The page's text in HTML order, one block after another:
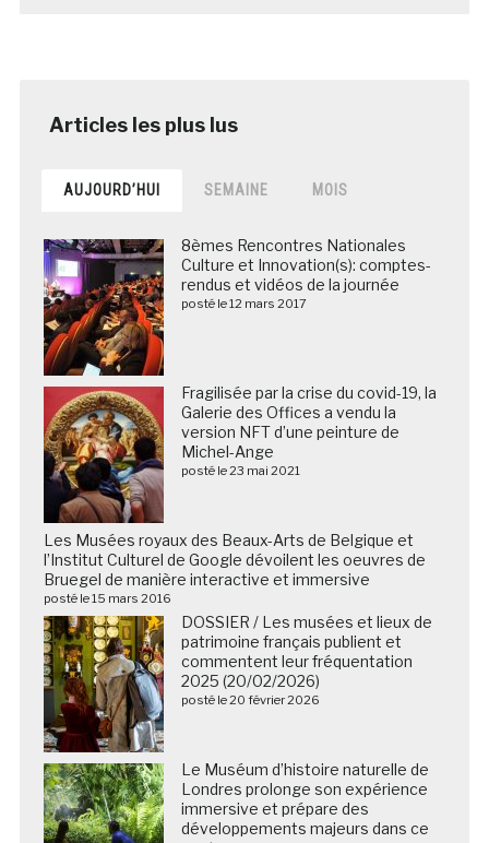
AUJOURD’HUI SEMAINE MOIS
8èmes Rencontres Nationales
Culture et Innovation(s): comptes-
rendus et vidéos de la journée
posté le 12 mars 2017
Fragilisée par la crise du covid-19, la
Galerie des Offices a vendu la
version NFT d’une peinture de
Michel-Ange
posté le 23 mai 2021
Les Musées royaux des Beaux-Arts de Belgique et
l’Institut Culturel de Google dévoilent les oeuvres de
Bruegel de manière interactive et immersive
posté le 15 mars 2016
DOSSIER / Les musées et lieux de
patrimoine français publient et
commentent leur fréquentation
2025 (20/02/2026)
posté le 20 février 2026
Le Muséum d’histoire naturelle de
Londres prolonge son expérience
immersive et prépare des
développements majeurs dans ce